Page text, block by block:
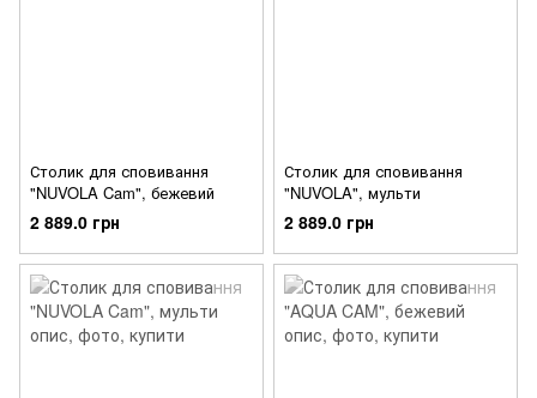
Столик для сповивання
"NUVOLA Cam", бежевий
2 889.0 грн
Столик для сповивання
"NUVOLA", мульти
2 889.0 грн